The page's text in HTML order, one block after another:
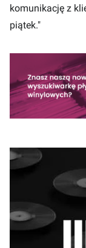
komunikację z
piątek."